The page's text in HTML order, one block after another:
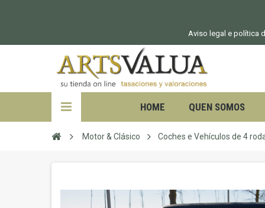
Aviso legal e política
HOME QUEN SOMOS
Motor & Clásico Coches e Vehículos de 4